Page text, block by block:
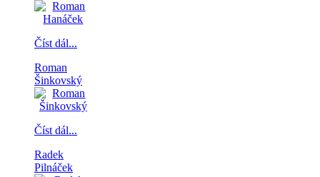
Číst dál...
Roman
Šinkovský
Číst dál...
Radek
Pilnáček